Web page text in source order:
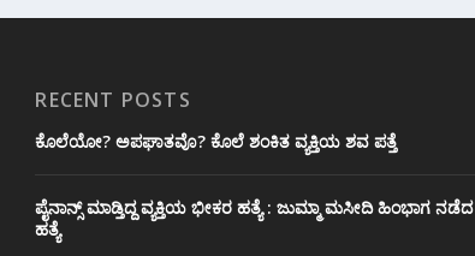
RECENT POSTS
ಕೊಲೆಯೋ? ಅಪಘಾತವೊ? ಕೊಲೆ ಶಂಕಿತ ವ್ಯಕ್ತಿಯ ಶವ ಪತ್ತೆ
ಪೈನಾನ್ಸ್ ಮಾಡ್ತಿದ್ದ ವ್ಯಕ್ತಿಯ ಭೀಕರ‌ ಹತ್ಯೆ : ಜುಮ್ಮಾ ಮಸೀದಿ ಹಿಂಭಾಗ ನಡೆದ
ಹತ್ಯೆ